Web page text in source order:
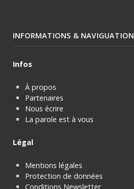
INFORMATIONS & NAVIGUATION
Infos
À propos
Partenaires
Nous écrire
La parole est à vous
Légal
Mentions légales
Protection de données
Conditions Newsletter